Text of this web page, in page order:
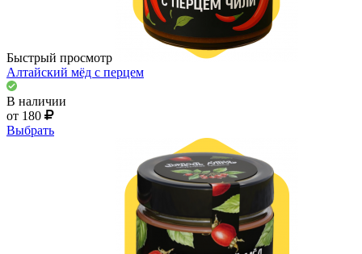
Быстрый просмотр
Алтайский мёд с перцем
В наличии
от 180
Выбрать